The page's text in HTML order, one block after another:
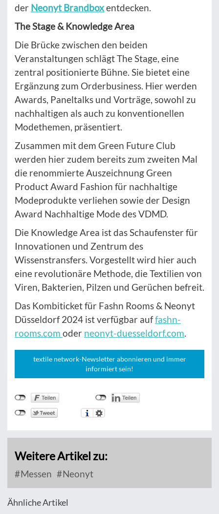
der Neonyt Brandboxentdecken.
The Stage & Knowledge Area
Die Brücke zwischen den beiden
Veranstaltungen schlägt The Stage, eine
zentral positionierte Bühne. Sie bietet eine
Ergänzung zum Orderbusiness. Hier werden
Awards, Paneltalks und Vorträge, sowohl zu
nachhaltigen als auch zu konventionellen
Modethemen, präsentiert.
Zusammen mit dem Green Future Club
werden hier zudem bereits zum zweiten Mal
die renommierte Auszeichnung Green
Product Award Fashion für nachhaltige
Modeprodukte verliehen sowie der Design
Award Nachhaltige Mode des VDMD.
Die Knowledge Area ist das Schaufenster für
Innovationen und Zentrum des
Wissenstransfers. Vorgestellt wird hier auch
eine revolutionäre Methode, die Textilien von
Viren, Bakterien, Pilzen und Gerüchen befreit.
Das Kombiticket für Fashn Rooms & Neonyt
Düsseldorf 2024 ist verfügbar auffashn-
rooms.com oder neonyt-duesseldorf.com
textile network-Newsletter abonnieren und immer
informiert sein!
Weitere Artikel zu:
Messen Neonyt
Ähnliche Artikel